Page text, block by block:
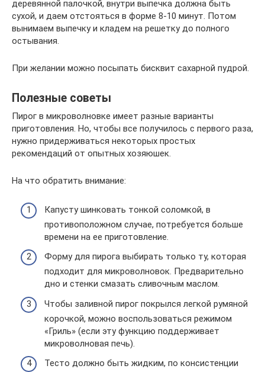
деревянной палочкой, внутри выпечка должна быть
сухой, и даем отстояться в форме 8-10 минут. Потом
вынимаем выпечку и кладем на решетку до полного
остывания.
При желании можно посыпать бисквит сахарной пудрой.
Полезные советы
Пирог в микроволновке имеет разные варианты
приготовления. Но, чтобы все получилось с первого раза,
нужно придерживаться некоторых простых
рекомендаций от опытных хозяюшек.
На что обратить внимание:
Капусту шинковать тонкой соломкой, в
противоположном случае, потребуется больше
времени на ее приготовление.
Форму для пирога выбирать только ту, которая
подходит для микроволновок. Предварительно
дно и стенки смазать сливочным маслом.
Чтобы заливной пирог покрылся легкой румяной
корочкой, можно воспользоваться режимом
«Гриль» (если эту функцию поддерживает
микроволновая печь).
Тесто должно быть жидким, по консистенции